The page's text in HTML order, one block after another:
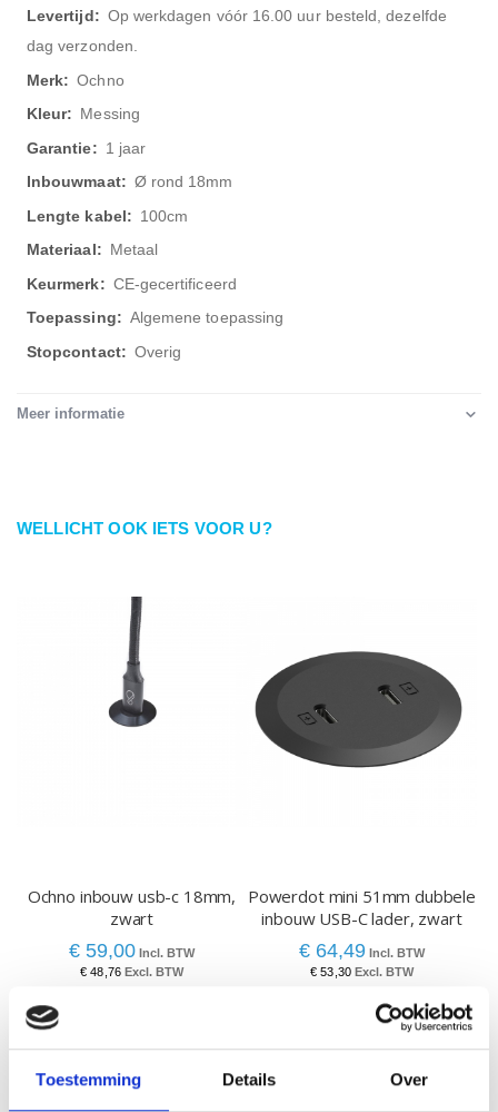
Toestemming Details Over
informatie
Op werkdagen vóór 16.00 uur besteld, dezelfde
dag verzonden.
Ochno
Messing
1 jaar
Ø rond 18mm
100cm
Metaal
CE-gecertificeerd
Algemene toepassing
Overig
Meer informatie
WELLICHT OOK IETS VOOR U?
Ochno inbouw usb-c 18mm,
zwart
€ 59,00
€ 48,76
Powerdot mini 51mm dubbele
inbouw USB-C lader, zwart
€ 64,49
€ 53,30